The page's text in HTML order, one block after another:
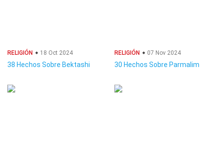
RELIGIÓN 18 Oct 2024
38 Hechos Sobre Bektashi
RELIGIÓN 07 Nov 2024
30 Hechos Sobre Parmalim